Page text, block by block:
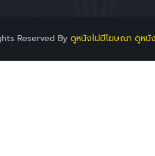
Reserved By ดูหนังไม่มีโฆษณา ดูหนั